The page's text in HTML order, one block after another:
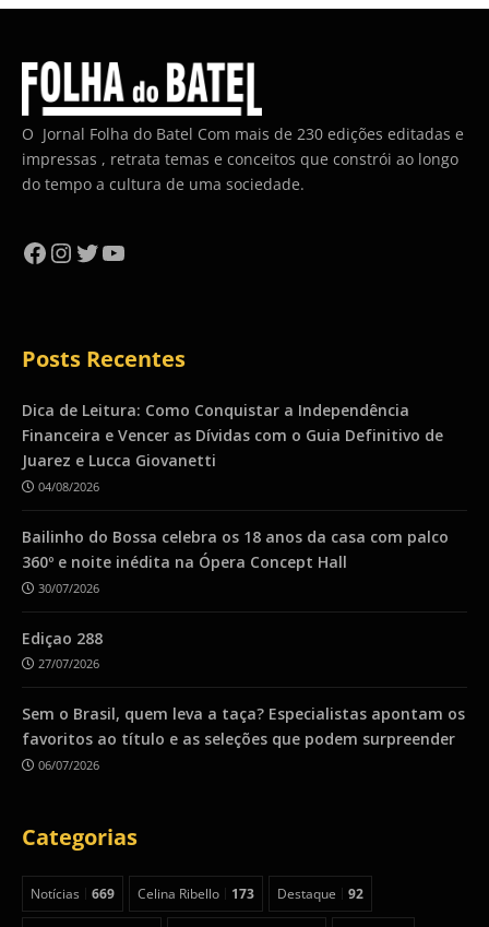
O Jornal Folha do Batel Com mais de 230 edições editadas e
impressas , retrata temas e conceitos que constrói ao longo
do tempo a cultura de uma sociedade.
Facebook
Instagram
Twitter
YouTube
Posts Recentes
Dica de Leitura: Como Conquistar a Independência
Financeira e Vencer as Dívidas com o Guia Definitivo de
Juarez e Lucca Giovanetti
04/08/2026
Bailinho do Bossa celebra os 18 anos da casa com palco
360º e noite inédita na Ópera Concept Hall
30/07/2026
Ediçao 288
27/07/2026
Sem o Brasil, quem leva a taça? Especialistas apontam os
favoritos ao título e as seleções que podem surpreender
06/07/2026
Categorias
Notícias 669 Celina Ribello 173 Destaque 92